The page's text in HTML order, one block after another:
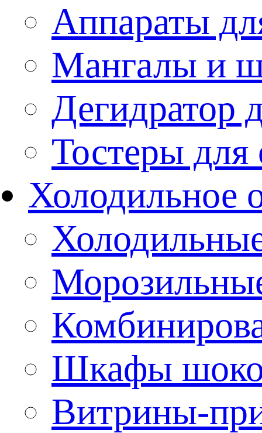
Аппараты
Мангалы и
Дегидратор
Тостеры
Холодильное
Шкафы
Витрины-